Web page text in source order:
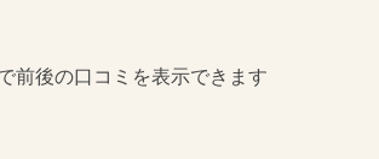
前後の口コミを表示できます